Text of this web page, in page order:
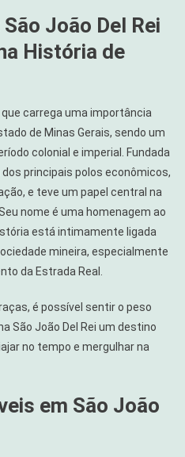
João Del Rei
História de
que carrega uma importância
de Minas Gerais, sendo um
colonial e imperial. Fundada
principais polos econômicos,
e teve um papel central na
nome é uma homenagem ao
está intimamente ligada
mineira, especialmente
da Estrada Real.
é possível sentir o peso
São João Del Rei um destino
no tempo e mergulhar na
em São João